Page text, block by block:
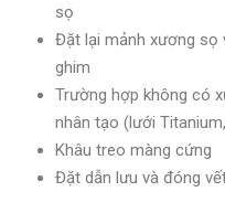
sọ
Đặt lại mảnh xương sọ
ghim
Trường hợp không có
nhân tạo (lưới
Khâu treo màng cứng
Đặt dẫn lưu và đóng